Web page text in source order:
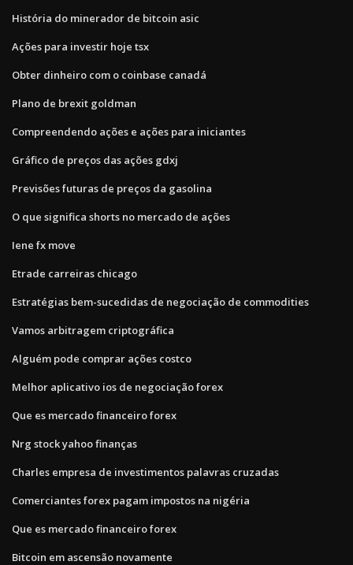
História do minerador de bitcoin asic
Ações para investir hoje tsx
Obter dinheiro com o coinbase canadá
Plano de brexit goldman
Compreendendo ações e ações para iniciantes
Gráfico de preços das ações gdxj
Previsões futuras de preços da gasolina
O que significa shorts no mercado de ações
Iene fx move
Etrade carreiras chicago
Estratégias bem-sucedidas de negociação de commodities
Vamos arbitragem criptográfica
Alguém pode comprar ações costco
Melhor aplicativo ios de negociação forex
Que es mercado financeiro forex
Nrg stock yahoo finanças
Charles empresa de investimentos palavras cruzadas
Comerciantes forex pagam impostos na nigéria
Que es mercado financeiro forex
Bitcoin em ascensão novamente